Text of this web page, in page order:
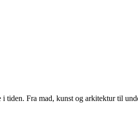
tiden. Fra mad, kunst og arkitektur til